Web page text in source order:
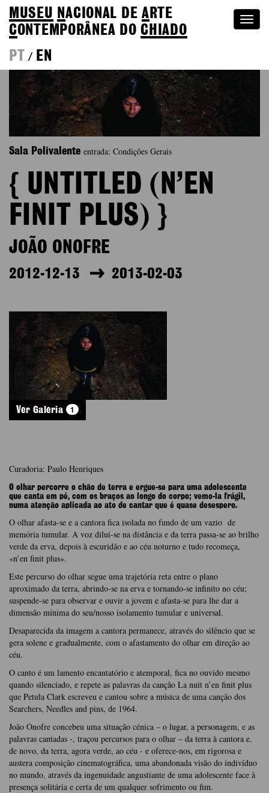
MUSEU NACIONAL DEA RTE
CONTEMPORÂNEA DOCHIADO
PT
/ EN
Sala Polivalente entrada: Condições Gerais
{ UNTITLED (N’EN
FINIT PLUS) }
JOÃO ONOFRE
2012-12-13 2013-02-03
Ver Galeria 1
Curadoria: Paulo Henriques
O olhar percorre o chão de terra e ergue-se para uma adolescente
que canta em pé, com os braços ao longo do corpo; vemo-la frágil,
numa atenção aplicada ao ato de cantar que é quase desespero.
O olhar afasta-se e a cantora fica isolada no fundo de um vazio de
memória tumular. A voz dilui-se na distância e da terra passa-se ao brilho
verde da erva, depois à escuridão e ao céu noturno e tudo recomeça,
«n’en finit plus».
Este percurso do olhar segue uma trajetória reta entre o plano
aproximado da terra, abrindo-se na erva e tornando-se infinito no céu;
suspende-se para observar e ouvir a jovem e afasta-se para lhe dar a
dimensão mínima do seu/nosso isolamento tumular e universal.
Desaparecida da imagem a cantora permanece, através do silêncio que se
gera solene e gradualmente, com o afastamento do olhar em direção ao
céu.
O canto é um lamento encantatório e atemporal, fica no ouvido mesmo
quando silenciado, e repete as palavras da canção La nuit n’en finit plus
que Petula Clark escreveu e cantou sobre a música de uma canção dos
Searchers, Needles and pins, de 1964.
João Onofre concebeu uma situação cénica – o lugar, a personagem, e as
palavras cantadas -, traçou percursos para o olhar – da terra à cantora e,
de novo, da terra, agora verde, ao céu - e oferece-nos, em rigorosa e
austera composição cinematográfica, uma abandonada visão do indivíduo
no mundo, através da ingenuidade angustiante de uma adolescente face à
presença solitária e certa de um qualquer sofrimento ou fim.